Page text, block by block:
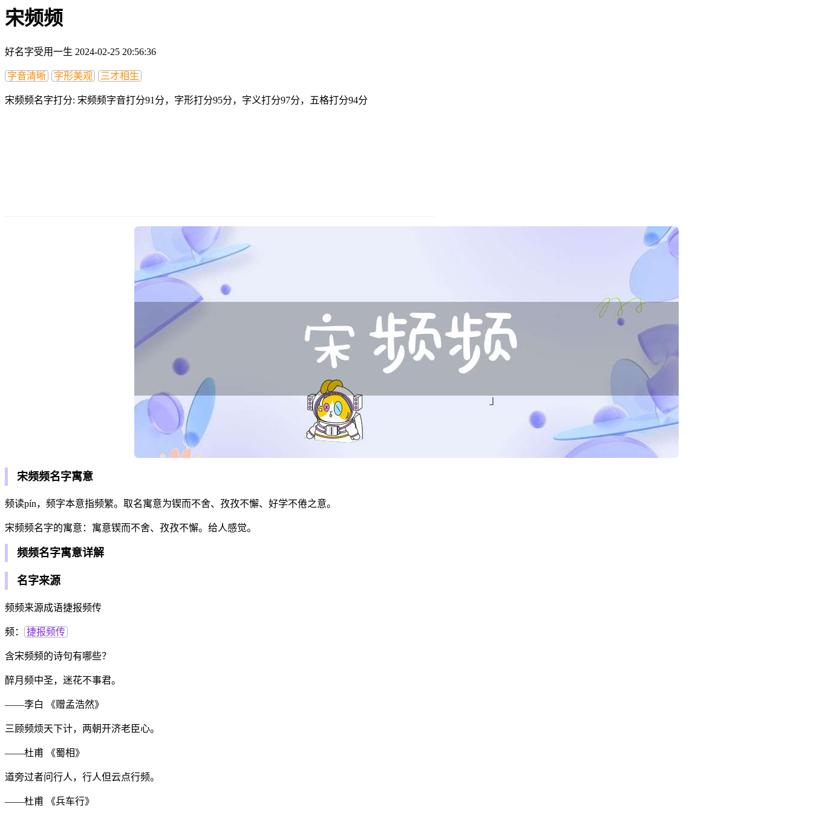
宋频频
好名字受用一生 2024-02-25 20:56:36
字音清晰 字形美观 三才相生
宋频频名字打分: 宋频频字音打分91分，字形打分95分，字义打分97分，五格打分94分
宋频频名字寓意
频读pín，频字本意指频繁。取名寓意为锲而不舍、孜孜不懈、好学不倦之意。
宋频频名字的寓意：寓意锲而不舍、孜孜不懈。给人感觉。
频频名字寓意详解
名字来源
频频来源成语捷报频传
频： 捷报频传
含宋频频的诗句有哪些？
醉月频中圣，迷花不事君。
——李白 《赠孟浩然》
三顾频烦天下计，两朝开济老臣心。
——杜甫 《蜀相》
道旁过者问行人，行人但云点行频。
——杜甫 《兵车行》